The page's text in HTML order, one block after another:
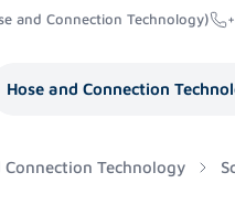
and Connection Technology)
Hose and Connection
Connection Technology